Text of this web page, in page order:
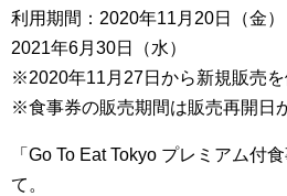
利用期間：2020年11月20日（金
2021年6月30日（水）
※2020年11月27日から新規販売を
※食事券の販売期間は販売再開日
「Go To Eat Tokyo プレミアム付
て。